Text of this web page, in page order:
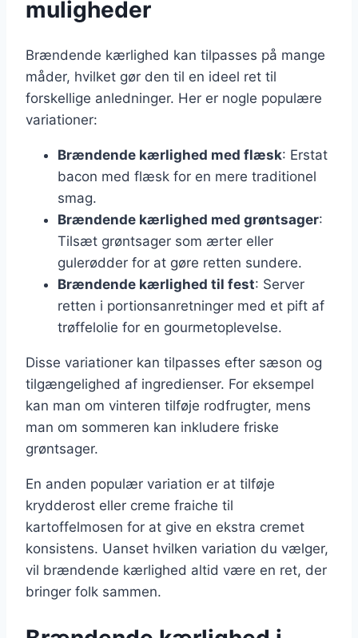
muligheder
Brændende kærlighed kan tilpasses på mange
måder, hvilket gør den til en ideel ret til
forskellige anledninger. Her er nogle populære
variationer:
Brændende kærlighed med flæsk: Erstat
bacon med flæsk for en mere traditionel
smag.
Brændende kærlighed med grøntsager:
Tilsæt grøntsager som ærter eller
gulerødder for at gøre retten sundere.
Brændende kærlighed til fest: Server
retten i portionsanretninger med et pift af
trøffelolie for en gourmetoplevelse.
Disse variationer kan tilpasses efter sæson og
tilgængelighed af ingredienser. For eksempel
kan man om vinteren tilføje rodfrugter, mens
man om sommeren kan inkludere friske
grøntsager.
En anden populær variation er at tilføje
krydderost eller creme fraiche til
kartoffelmosen for at give en ekstra cremet
konsistens. Uanset hvilken variation du vælger,
vil brændende kærlighed altid være en ret, der
bringer folk sammen.